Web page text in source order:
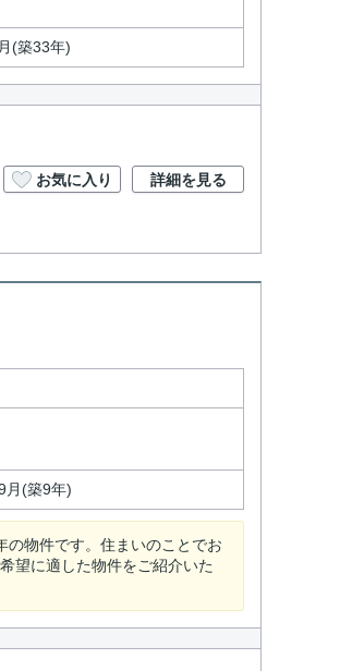
(築33年)
お気に入り 詳細を見る
月(築9年)
の物件です。住まいのことでお
望に適した物件をご紹介いた